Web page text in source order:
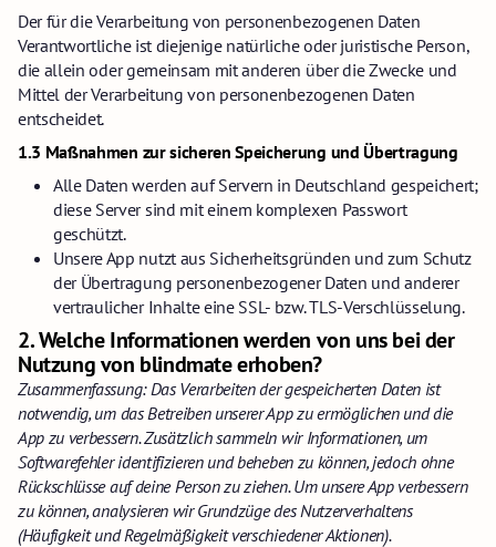
Der für die Verarbeitung von personenbezogenen Daten
Verantwortliche ist diejenige natürliche oder juristische Person,
die allein oder gemeinsam mit anderen über die Zwecke und
Mittel der Verarbeitung von personenbezogenen Daten
entscheidet.
1.3 Maßnahmen zur sicheren Speicherung und Übertragung
Alle Daten werden auf Servern in Deutschland gespeichert;
diese Server sind mit einem komplexen Passwort
geschützt.
Unsere App nutzt aus Sicherheitsgründen und zum Schutz
der Übertragung personenbezogener Daten und anderer
vertraulicher Inhalte eine SSL- bzw. TLS-Verschlüsselung.
2.Welche Informationen werden von uns bei der
Nutzung von blindmate erhoben?
Zusammenfassung: Das Verarbeiten der gespeicherten Daten ist
notwendig, um das Betreiben unserer App zu ermöglichen und die
App zu verbessern. Zusätzlich sammeln wir Informationen, um
Softwarefehler identifizieren und beheben zu können, jedoch ohne
Rückschlüsse auf deine Person zu ziehen. Um unsere App verbessern
zu können, analysieren wir Grundzüge des Nutzerverhaltens
(Häufigkeit und Regelmäßigkeit verschiedener Aktionen).